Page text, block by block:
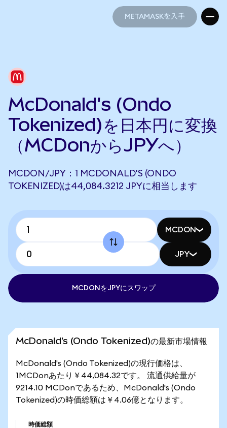
METAMASKを入手
McDonald's (Ondo
Tokenized)を日本円に変換
（MCDonからJPYへ）
MCDON/JPY：1 MCDONALD'S (ONDO
TOKENIZED)は44,084.3212 JPYに相当します
MCDON
JPY
MCDONをJPYにスワップ
McDonald's (Ondo Tokenized)の最新市場情報
McDonald's (Ondo Tokenized)の現行価格は、
1MCDonあたり￥44,084.32です。 流通供給量が
9214.10 MCDonであるため、McDonald's (Ondo
Tokenized)の時価総額は￥4.06億となります。
時価総額